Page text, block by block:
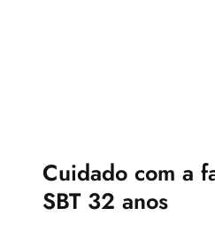
Cuidado com a
SBT 32 anos